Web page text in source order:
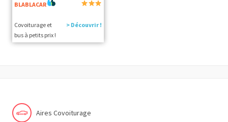
BLABLACAR
Covoiturage et
bus à petits prix !
> Découvrir !
Aires Covoiturage